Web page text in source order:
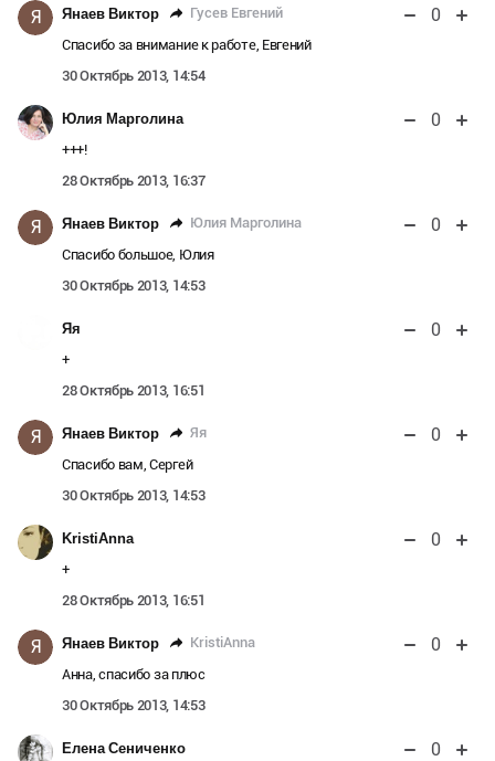
Я Янаев Виктор Гусев Евгений 0
Спасибо за внимание к работе, Евгений
30 Октябрь 2013, 14:54
Юлия Марголина 0
+++!
28 Октябрь 2013, 16:37
Я Янаев Виктор Юлия Марголина 0
Спасибо большое, Юлия
30 Октябрь 2013, 14:53
Яя 0
+
28 Октябрь 2013, 16:51
Я Янаев Виктор Яя 0
Спасибо вам, Сергей
30 Октябрь 2013, 14:53
KristiAnna 0
+
28 Октябрь 2013, 16:51
Я Янаев Виктор KristiAnna 0
Анна, спасибо за плюс
30 Октябрь 2013, 14:53
Елена Сениченко 0